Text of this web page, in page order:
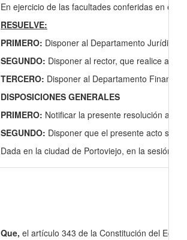
En ejercicio de las facultades conferidas en el
RESUELVE:
PRIMERO: Disponer al Departamento Jurídico
SEGUNDO: Disponer al rector, que realice a
TERCERO: Disponer al Departamento
DISPOSICIONES GENERALES
PRIMERO: Notificar la presente resolución al
SEGUNDO: Disponer que el presente acto
Dada en la ciudad de Portoviejo, en la sesión
Que, el artículo 343 de la Constitución del